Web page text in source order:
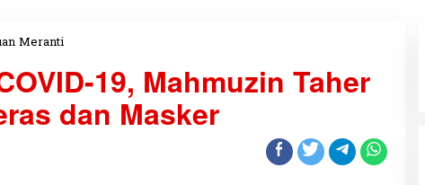
Meranti
i
h
a
t
19, Mahmuzin Taher
dan Masker